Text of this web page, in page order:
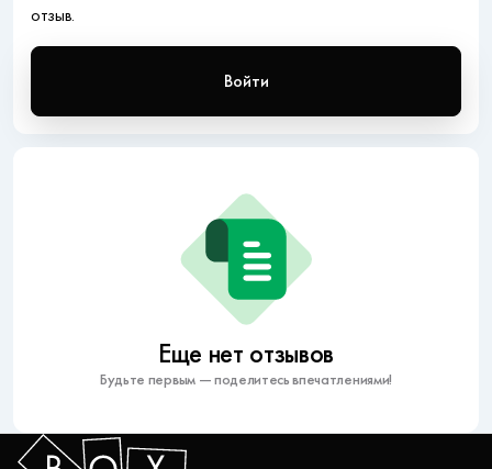
Еще нет отзывов
Будьте первым — поделитесь впечатлениями!
отзыв.
Войти